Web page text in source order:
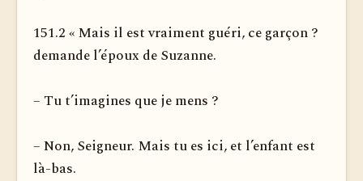
151.2 « Mais il est vraiment guéri, ce garçon ?
demande l’époux de Suzanne.
– Tu t’imagines que je mens ?
– Non, Seigneur. Mais tu es ici, et l’enfant est
là-bas.